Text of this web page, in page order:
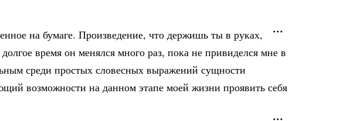
на бумаге. Произведение, что держишь ты в руках,
время он менялся много раз, пока не привиделся мне в
среди простых словесных выражений сущности
возможности на данном этапе моей жизни проявить себя